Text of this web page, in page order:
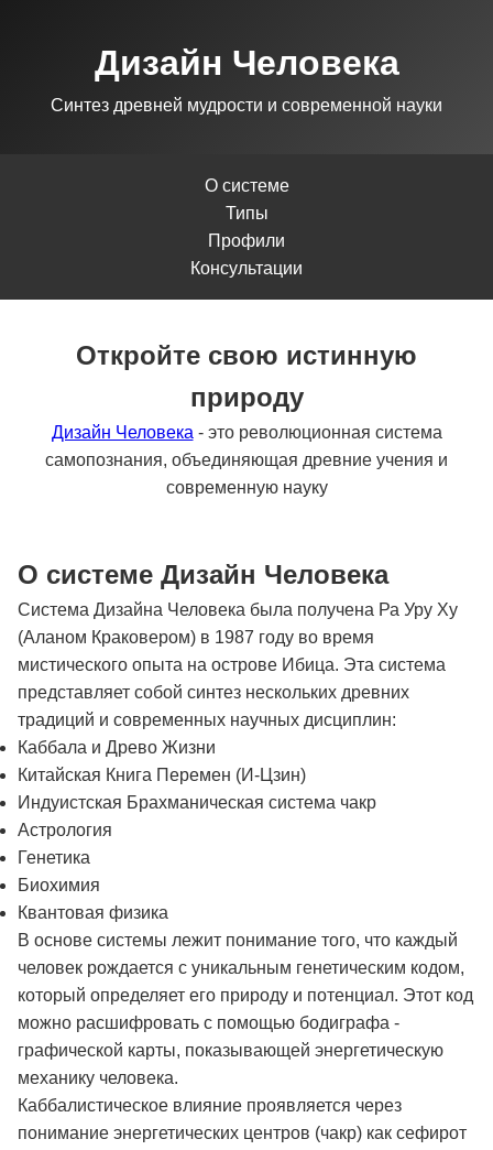
Дизайн Человека
Синтез древней мудрости и современной науки
О системе
Типы
Профили
Консультации
Откройте свою истинную
природу
Дизайн Человека - это революционная система
самопознания, объединяющая древние учения и
современную науку
О системе Дизайн Человека
Система Дизайна Человека была получена Ра Уру Ху
(Аланом Краковером) в 1987 году во время
мистического опыта на острове Ибица. Эта система
представляет собой синтез нескольких древних
традиций и современных научных дисциплин:
Каббала и Древо Жизни
Китайская Книга Перемен (И-Цзин)
Индуистская Брахманическая система чакр
Астрология
Генетика
Биохимия
Квантовая физика
В основе системы лежит понимание того, что каждый
человек рождается с уникальным генетическим кодом,
который определяет его природу и потенциал. Этот код
можно расшифровать с помощью бодиграфа -
графической карты, показывающей энергетическую
механику человека.
Каббалистическое влияние проявляется через
понимание энергетических центров (чакр) как сефирот